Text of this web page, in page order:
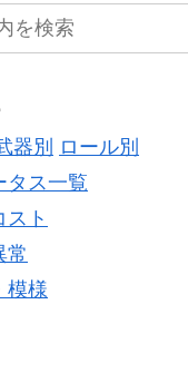
器別
ロール別
タス一覧
スト
常
模様